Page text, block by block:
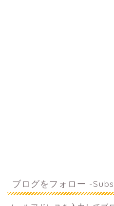
ブログをフォロー -